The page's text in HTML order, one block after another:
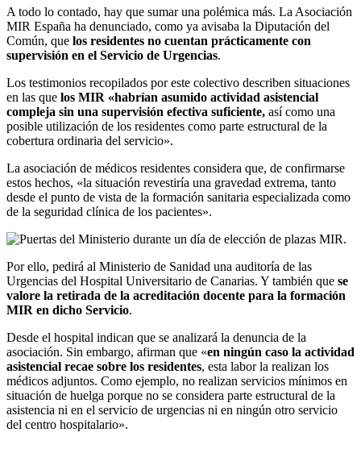
A todo lo contado, hay que sumar una polémica más. La Asociación
MIR España ha denunciado, como ya avisaba la Diputación del
Común, que los residentes no cuentan prácticamente con
supervisión en el Servicio de Urgencias.
Los testimonios recopilados por este colectivo describen situaciones
en las que los MIR «habrían asumido actividad asistencial
compleja sin una supervisión efectiva suficiente, así como una
posible utilización de los residentes como parte estructural de la
cobertura ordinaria del servicio».
La asociación de médicos residentes considera que, de confirmarse
estos hechos, «la situación revestiría una gravedad extrema, tanto
desde el punto de vista de la formación sanitaria especializada como
de la seguridad clínica de los pacientes».
Por ello, pedirá al Ministerio de Sanidad una auditoría de las
Urgencias del Hospital Universitario de Canarias. Y también que se
valore la retirada de la acreditación docente para la formación
MIR en dicho Servicio.
Desde el hospital indican que se analizará la denuncia de la
asociación. Sin embargo, afirman que «en ningún caso la actividad
asistencial recae sobre los residentes, esta labor la realizan los
médicos adjuntos. Como ejemplo, no realizan servicios mínimos en
situación de huelga porque no se considera parte estructural de la
asistencia ni en el servicio de urgencias ni en ningún otro servicio
del centro hospitalario».